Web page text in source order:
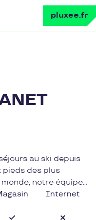
pluxee.fr
au ski depuis
pieds des plus
notre équipe
votre écoute pour
studio,
Internet